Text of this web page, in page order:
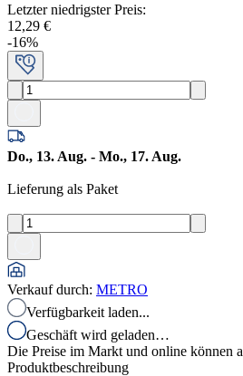
Letzter niedrigster Preis:
12,29 €
-16%
Do., 13. Aug. - Mo., 17. Aug.
Lieferung als Paket
Verkauf durch: METRO
Verfügbarkeit laden...
Geschäft wird geladen…
Die Preise im Markt und online können
Produktbeschreibung